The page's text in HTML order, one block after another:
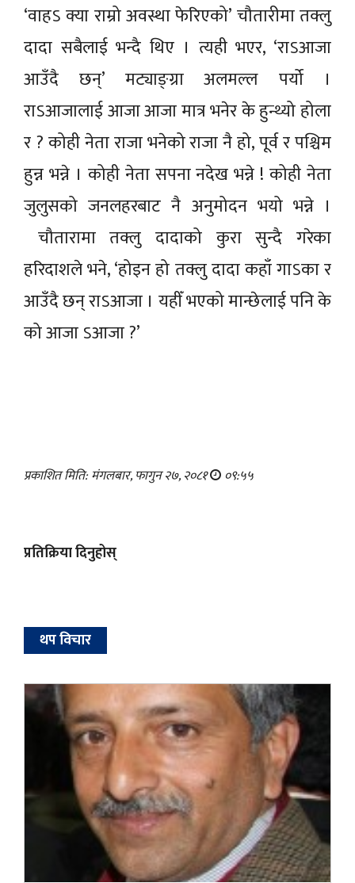
‘वाहऽ क्या राम्रो अवस्था फेरिएको’ चौतारीमा तक्लु
दादा सबैलाई भन्दै थिए । त्यही भएर, ‘राऽआजा
आउँदै छन्’ मट्याङ्ग्रा अलमल्ल पर्यो ।
राऽआजालाई आजा आजा मात्र भनेर के हुन्थ्यो होला
र ? कोही नेता राजा भनेको राजा नै हो, पूर्व र पश्चिम
हुन्न भन्ने । कोही नेता सपना नदेख भन्ने ! कोही नेता
जुलुसको जनलहरबाट नै अनुमोदन भयो भन्ने ।
चौतारामा तक्लु दादाको कुरा सुन्दै गरेका
हरिदाशले भने, ‘होइन हो तक्लु दादा कहाँ गाऽका र
आउँदै छन् राऽआजा । यहीँ भएको मान्छेलाई पनि के
को आजा ऽआजा ?’
प्रकाशित मिति: मंगलबार, फागुन २७, २०८१ ०९:५५
प्रतिक्रिया दिनुहोस्
थप विचार